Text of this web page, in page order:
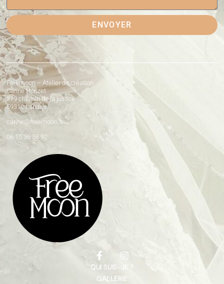
ENVOYER
Freemoon – Atelier de création
Carine Houzet
279 chemin de la justice
59310 Landas
carine@freemoon.fr
06 15 36 58 92
QUI SUIS-JE ?
GALLERIE